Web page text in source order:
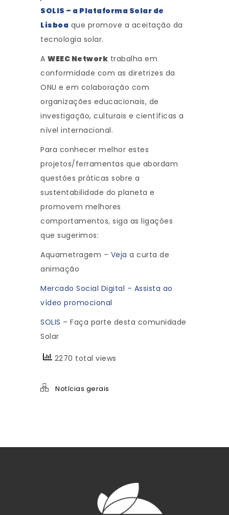
SOLIS – a Plataforma Solar de
Lisboa que promove a aceitação da
tecnologia solar.
A WEEC Network trabalha em
conformidade com as diretrizes da
ONU e em colaboração com
organizações educacionais, de
investigação, culturais e científicas a
nível internacional.
Para conhecer melhor estes
projetos/ferramentas que abordam
questões práticas sobre a
sustentabilidade do planeta e
promovem melhores
comportamentos, siga as ligações
que sugerimos:
Aquametragem – Veja a curta de
animação
Mercado Social Digital – Assista ao
vídeo promocional
SOLIS – Faça parte desta comunidade
Solar
2270 total views
Notícias gerais